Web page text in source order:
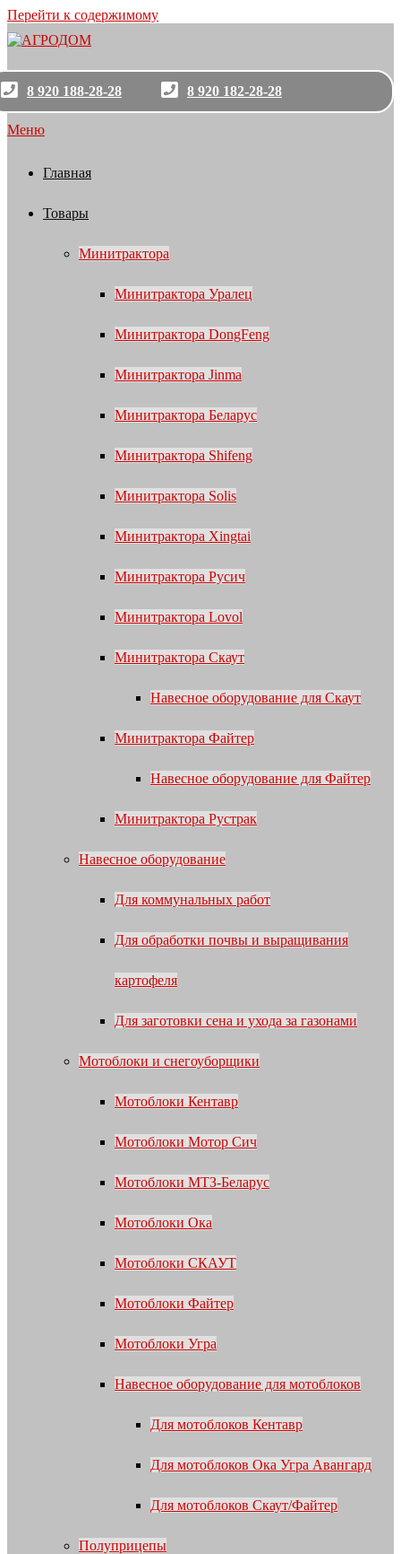
Перейти к содержимому
8 920 188-28-28 8 920 182-28-28
Меню
Главная
Товары
Минитрактора
Минитрактора Уралец
Минитрактора DongFeng
Минитрактора Jinma
Минитрактора Беларус
Минитрактора Shifeng
Минитрактора Solis
Минитрактора Xingtai
Минитрактора Русич
Минитрактора Lovol
Минитрактора Скаут
Навесное оборудование для Скаут
Минитрактора Файтер
Навесное оборудование для Файтер
Минитрактора Рустрак
Навесное оборудование
Для коммунальных работ
Для обработки почвы и выращивания
картофеля
Для заготовки сена и ухода за газонами
Мотоблоки и снегоуборщики
Мотоблоки Кентавр
Мотоблоки Мотор Сич
Мотоблоки МТЗ-Беларус
Мотоблоки Ока
Мотоблоки СКАУТ
Мотоблоки Файтер
Мотоблоки Угра
Навесное оборудование для мотоблоков
Для мотоблоков Кентавр
Для мотоблоков Ока Угра Авангард
Для мотоблоков Скаут/Файтер
Полуприцепы